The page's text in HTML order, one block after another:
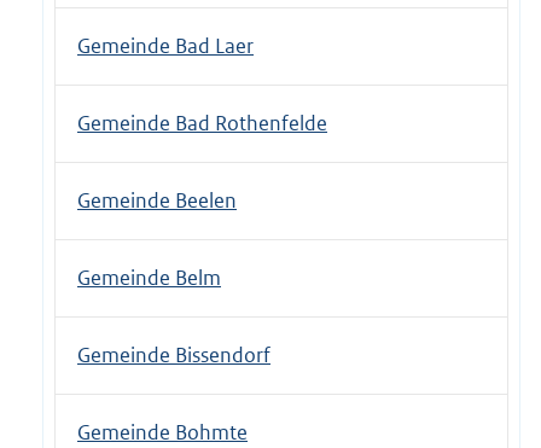
Gemeinde Bad Laer
Gemeinde Bad Rothenfelde
Gemeinde Beelen
Gemeinde Belm
Gemeinde Bissendorf
Gemeinde Bohmte